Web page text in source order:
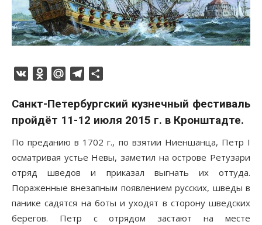
VK Odnoklassniki
Mail.RuTelegram
Санкт-Петербургский кузнечный фестиваль
пройдёт 11-12 июля 2015 г. в Кронштадте.
По преданию в 1702 г., по взятии Ниеншанца, Петр I
осматривая устье Невы, заметил на острове Ретузари
отряд шведов и приказал выгнать их оттуда.
Пораженные внезапным появлением русских, шведы в
панике садятся на боты и уходят в сторону шведских
берегов. Петр с отрядом застают на месте